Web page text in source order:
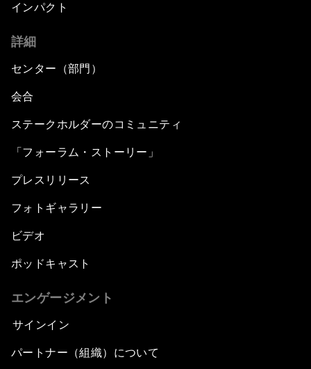
インパクト
詳細
センター（部門）
会合
ステークホルダーのコミュニティ
「フォーラム・ストーリー」
プレスリリース
フォトギャラリー
ビデオ
ポッドキャスト
エンゲージメント
サインイン
パートナー（組織）について